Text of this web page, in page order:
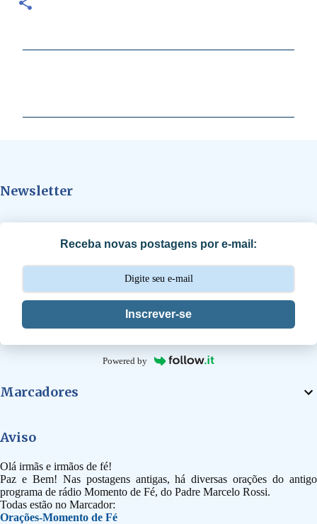
á
s
Newsletter
Receba novas postagens por e-mail:
Inscrever-se
Powered by
Marcadores
Aviso
Olá irmãs e irmãos de fé!
Paz e Bem! Nas postagens antigas, há diversas orações do antigo
programa de rádio Momento de Fé, do Padre Marcelo Rossi.
Todas estão no Marcador:
Orações-Momento de Fé